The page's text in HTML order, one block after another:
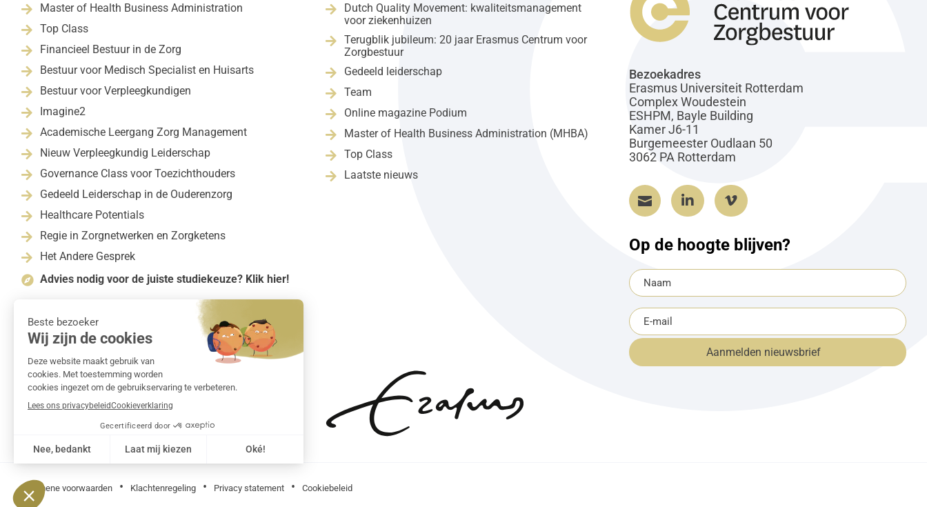
 Master of Health Business Administration
 Top Class
 Financieel Bestuur in de Zorg
 Bestuur voor Medisch Specialist en Huisarts
 Bestuur voor Verpleegkundigen
 Imagine2
 Academische Leergang Zorg Management
 Nieuw Verpleegkundig Leiderschap
 Governance Class voor Toezichthouders
 Gedeeld Leiderschap in de Ouderenzorg
 Healthcare Potentials
 Regie in Zorgnetwerken en Zorgketens
 Het Andere Gesprek
 Advies nodig voor de juiste studiekeuze? Klik hier!

Dutch Quality Movement: kwaliteitsmanagement
voor ziekenhuizen

Terugblik jubileum: 20 jaar Erasmus Centrum voor
Zorgbestuur
 Gedeeld leiderschap
 Team
 Online magazine Podium
 Master of Health Business Administration (MHBA)
 Top Class
 Laatste nieuws
Bezoekadres
Erasmus Universiteit Rotterdam
Complex Woudestein
ESHPM, Bayle Building
Kamer J6-11
Burgemeester Oudlaan 50
3062 PA Rotterdam
  
Op de hoogte blijven?
Naam
E-
mailadres
(Vereist)
Aanmelden nieuwsbrief
Algemene voorwaarden • Klachtenregeling • Privacy statement • Cookiebeleid